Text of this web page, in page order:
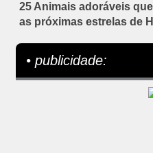
25 Animais adoráveis
as próximas estrelas de
• publicidade: